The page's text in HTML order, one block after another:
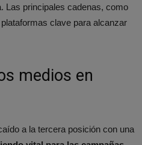
Las principales cadenas, como
clave para alcanzar
medios en
a la tercera posición con una